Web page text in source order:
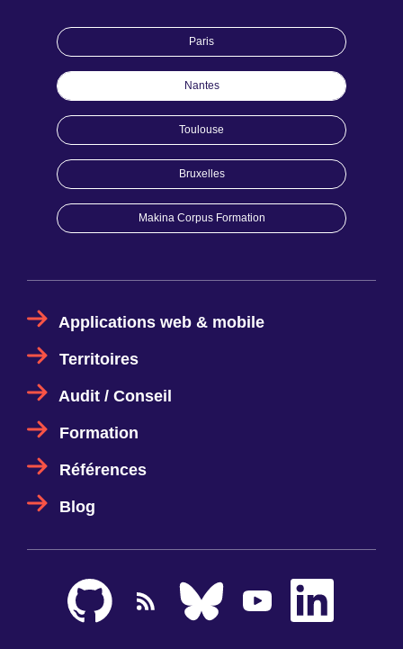
Applications web & mobile
Territoires
Audit / Conseil
Formation
Références
Blog
Paris
Nantes
Toulouse
Bruxelles
Makina Corpus Formation